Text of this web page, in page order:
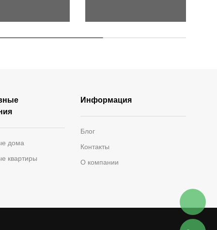
дома
квартиры
Информация
Блог
Контакты
О компании